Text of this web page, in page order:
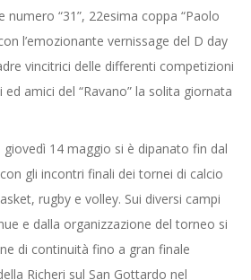
numero “31”, 22esima coppa “Paolo
l’emozionante vernissage del D day
vincitrici delle differenti competizioni
amici del “Ravano” la solita giornata
giovedì 14 maggio si è dipanato fin dal
gli incontri finali dei tornei di calcio
rugby e volley. Sui diversi campi
e dalla organizzazione del torneo si
di continuità fino a gran finale
Richeri sul San Gottardo nel